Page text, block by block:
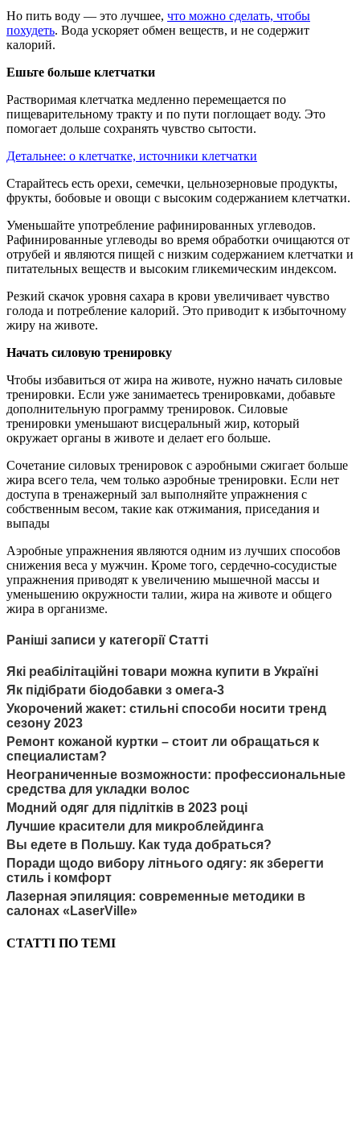
Но пить воду — это лучшее, что можно сделать, чтобы
похудеть. Вода ускоряет обмен веществ, и не содержит
калорий.
Ешьте больше клетчатки
Растворимая клетчатка медленно перемещается по
пищеварительному тракту и по пути поглощает воду. Это
помогает дольше сохранять чувство сытости.
Детальнее: о клетчатке, источники клетчатки
Старайтесь есть орехи, семечки, цельнозерновые продукты,
фрукты, бобовые и овощи с высоким содержанием клетчатки.
Уменьшайте употребление рафинированных углеводов.
Рафинированные углеводы во время обработки очищаются от
отрубей и являются пищей с низким содержанием клетчатки и
питательных веществ и высоким гликемическим индексом.
Резкий скачок уровня сахара в крови увеличивает чувство
голода и потребление калорий. Это приводит к избыточному
жиру на животе.
Начать силовую тренировку
Чтобы избавиться от жира на животе, нужно начать силовые
тренировки. Если уже занимаетесь тренировками, добавьте
дополнительную программу тренировок. Силовые
тренировки уменьшают висцеральный жир, который
окружает органы в животе и делает его больше.
Сочетание силовых тренировок с аэробными сжигает больше
жира всего тела, чем только аэробные тренировки. Если нет
доступа в тренажерный зал выполняйте упражнения с
собственным весом, такие как отжимания, приседания и
выпады
Аэробные упражнения являются одним из лучших способов
снижения веса у мужчин. Кроме того, сердечно-сосудистые
упражнения приводят к увеличению мышечной массы и
уменьшению окружности талии, жира на животе и общего
жира в организме.
Раніші записи у категорії Статті
Які реабілітаційні товари можна купити в Україні
Як підібрати біодобавки з омега-3
Укорочений жакет: стильні способи носити тренд
сезону 2023
Ремонт кожаной куртки – стоит ли обращаться к
специалистам?
Неограниченные возможности: профессиональные
средства для укладки волос
Модний одяг для підлітків в 2023 році
Лучшие красители для микроблейдинга
Вы едете в Польшу. Как туда добраться?
Поради щодо вибору літнього одягу: як зберегти
стиль і комфорт
Лазерная эпиляция: современные методики в
салонах «LaserVille»
СТАТТІ ПО ТЕМІ